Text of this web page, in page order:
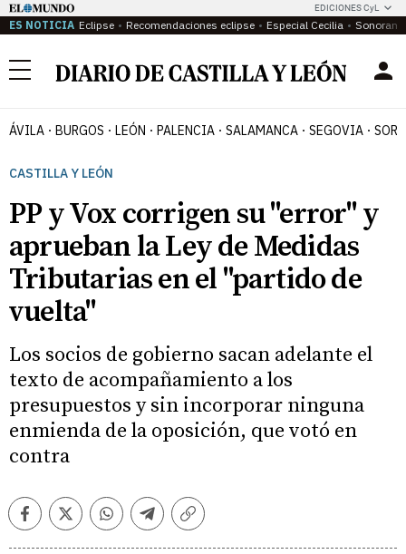
EDICIONES CyL
ES NOTICIA Eclipse Recomendaciones eclipse Especial Cecilia
Menú
ÁVILA BURGOS LEÓN PALENCIA SALAMANCA SEGOVIA
CASTILLA Y LEÓN
PP y Vox corrigen su "error" y
aprueban la Ley de Medidas
Tributarias en el "partido de
vuelta"
Los socios de gobierno sacan adelante el
texto de acompañamiento a los
presupuestos y sin incorporar ninguna
enmienda de la oposición, que votó en
contra
FacebookTwitterWhatsappTelegramCopiar